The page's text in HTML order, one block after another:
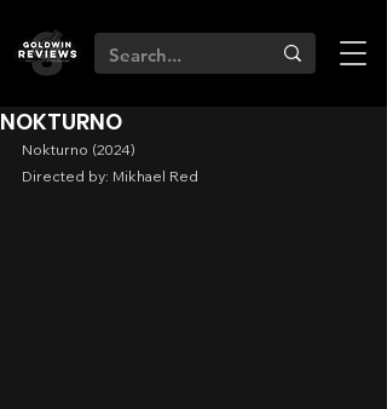
NOKTURNO
Nokturno (2024)
Directed by: Mikhael Red